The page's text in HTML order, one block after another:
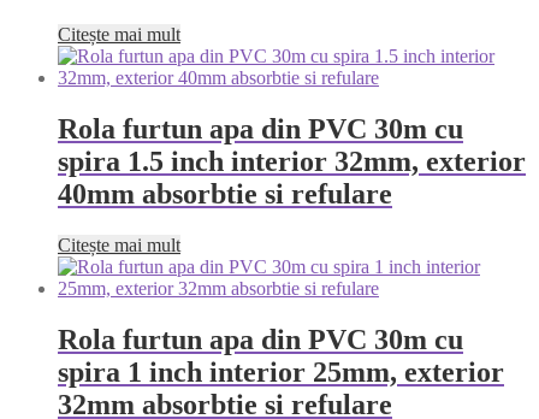
Citește mai mult
Rola furtun apa din PVC 30m cu
spira 1.5 inch interior 32mm, exterior
40mm absorbtie si refulare
Citește mai mult
Rola furtun apa din PVC 30m cu
spira 1 inch interior 25mm, exterior
32mm absorbtie si refulare